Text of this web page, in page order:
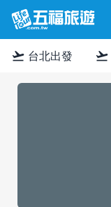
flight_takeoff 台北出發 flight_takeoff